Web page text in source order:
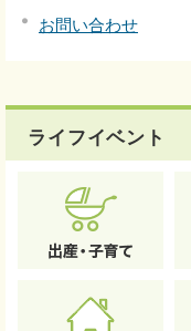
お問い合わせ
ライフイベント